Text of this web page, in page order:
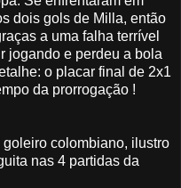
dois gols de Milla, então
a uma falha terrível
jogando e perdeu a bola
o placar final de 2x1
da prorrogação !
colombiano, ilustro
nas 4 partidas da